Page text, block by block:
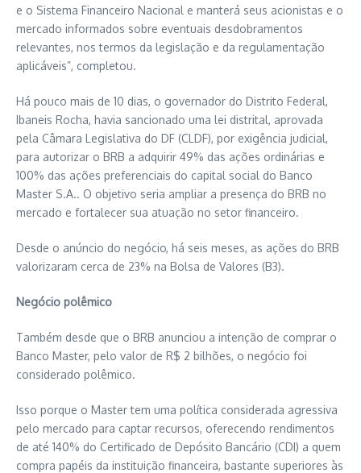
e o Sistema Financeiro Nacional e manterá seus acionistas e o
mercado informados sobre eventuais desdobramentos
relevantes, nos termos da legislação e da regulamentação
aplicáveis”, completou.
Há pouco mais de 10 dias, o governador do Distrito Federal,
Ibaneis Rocha, havia sancionado uma lei distrital, aprovada
pela Câmara Legislativa do DF (CLDF), por exigência judicial,
para autorizar o BRB a adquirir 49% das ações ordinárias e
100% das ações preferenciais do capital social do Banco
Master S.A.. O objetivo seria ampliar a presença do BRB no
mercado e fortalecer sua atuação no setor financeiro.
Desde o anúncio do negócio, há seis meses, as ações do BRB
valorizaram cerca de 23% na Bolsa de Valores (B3).
Negócio polêmico
Também desde que o BRB anunciou a intenção de comprar o
Banco Master, pelo valor de R$ 2 bilhões, o negócio foi
considerado polêmico.
Isso porque o Master tem uma política considerada agressiva
pelo mercado para captar recursos, oferecendo rendimentos
de até 140% do Certificado de Depósito Bancário (CDI) a quem
compra papéis da instituição financeira, bastante superiores às